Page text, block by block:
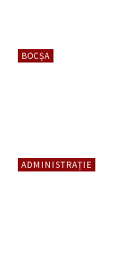
BOCȘA
ADMINISTRAȚIE